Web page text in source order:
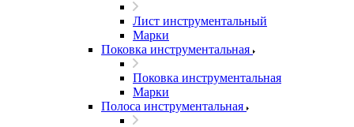
Лист инструментальный
Марки
Поковка инструментальная
Поковка инструментальная
Марки
Полоса инструментальная